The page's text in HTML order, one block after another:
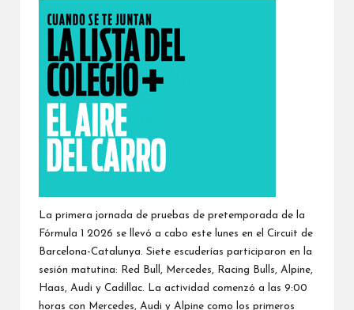
La primera jornada de pruebas de pretemporada de la
Fórmula 1 2026 se llevó a cabo este lunes en el Circuit de
Barcelona-Catalunya. Siete escuderías participaron en la
sesión matutina: Red Bull, Mercedes, Racing Bulls, Alpine,
Haas, Audi y Cadillac. La actividad comenzó a las 9:00
horas con Mercedes, Audi y Alpine como los primeros